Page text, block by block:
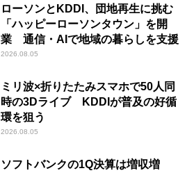
ローソンとKDDI、団地再生に挑む
「ハッピーローソンタウン」を開
業 通信・AIで地域の暮らしを支援
2026.08.05
ミリ波×折りたたみスマホで50人同
時の3Dライブ KDDIが普及の好循
環を狙う
2026.08.05
ソフトバンクの1Q決算は増収増